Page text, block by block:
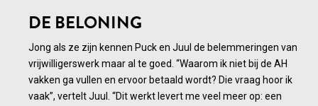
DE BELONING
Jong als ze zijn kennen Puck en Juul de belemmeringen van
vrijwilligerswerk maar al te goed. “Waarom ik niet bij de AH
vakken ga vullen en ervoor betaald wordt? Die vraag hoor ik
vaak”, vertelt Juul. “Dit werkt levert me veel meer op: een